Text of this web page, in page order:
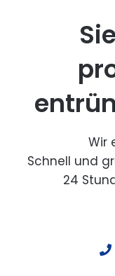
Wir
Schnell und
24